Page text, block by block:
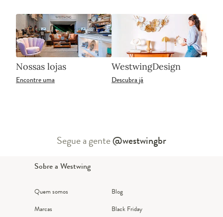
Nossas lojas
Encontre uma
WestwingDesign
Descubra já
Segue a gente@westwingbr
Sobre a Westwing
Quem somos
Marcas
Blog
Black Friday